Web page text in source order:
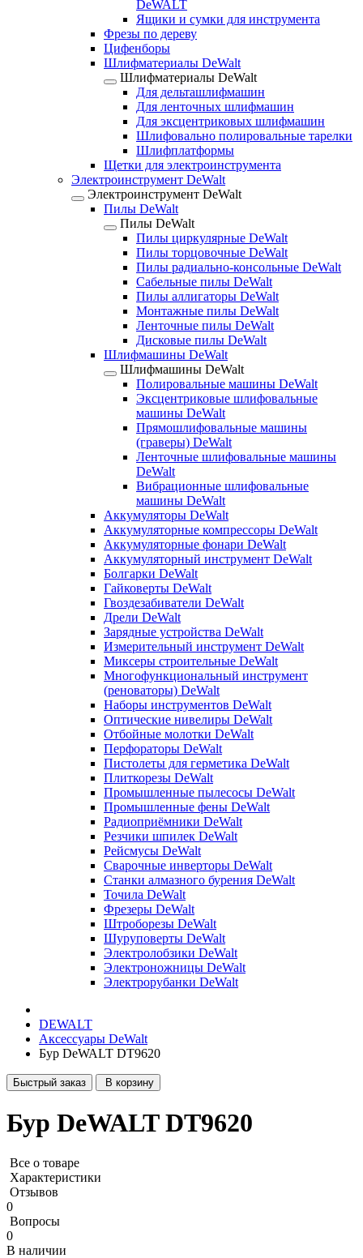
DeWALT
Ящики и сумки для инструмента
Фрезы по дереву
Цифенборы
Шлифматериалы DeWalt
Шлифматериалы DeWalt
Для дельташлифмашин
Для ленточных шлифмашин
Для эксцентриковых шлифмашин
Шлифовально полировальные тарелки
Шлифплатформы
Щетки для электроинструмента
Электроинструмент DeWalt
Электроинструмент DeWalt
Пилы DeWalt
Пилы DeWalt
Пилы циркулярные DeWalt
Пилы торцовочные DeWalt
Пилы радиально-консольные DeWalt
Сабельные пилы DeWalt
Пилы аллигаторы DeWalt
Монтажные пилы DeWalt
Ленточные пилы DeWalt
Дисковые пилы DeWalt
Шлифмашины DeWalt
Шлифмашины DeWalt
Полировальные машины DeWalt
Эксцентриковые шлифовальные
машины DeWalt
Прямошлифовальные машины
(граверы) DeWalt
Ленточные шлифовальные машины
DeWalt
Вибрационные шлифовальные
машины DeWalt
Аккумуляторы DeWalt
Аккумуляторные компрессоры DeWalt
Аккумуляторные фонари DeWalt
Аккумуляторный инструмент DeWalt
Болгарки DeWalt
Гайковерты DeWalt
Гвоздезабиватели DeWalt
Дрели DeWalt
Зарядные устройства DeWalt
Измерительный инструмент DeWalt
Миксеры строительные DeWalt
Многофункциональный инструмент
(реноваторы) DeWalt
Наборы инструментов DeWalt
Оптические нивелиры DeWalt
Отбойные молотки DeWalt
Перфораторы DeWalt
Пистолеты для герметика DeWalt
Плиткорезы DeWalt
Промышленные пылесосы DeWalt
Промышленные фены DeWalt
Радиоприёмники DeWalt
Резчики шпилек DeWalt
Рейсмусы DeWalt
Сварочные инверторы DeWalt
Станки алмазного бурения DeWalt
Точила DeWalt
Фрезеры DeWalt
Штроборезы DeWalt
Шуруповерты DeWalt
Электролобзики DeWalt
Электроножницы DeWalt
Электрорубанки DeWalt
DEWALT
Аксессуары DeWalt
Бур DeWALT DT9620
Быстрый заказ В корзину
Бур DeWALT DT9620
Все о товаре
Характеристики
Отзывов
0
Вопросы
0
В наличии